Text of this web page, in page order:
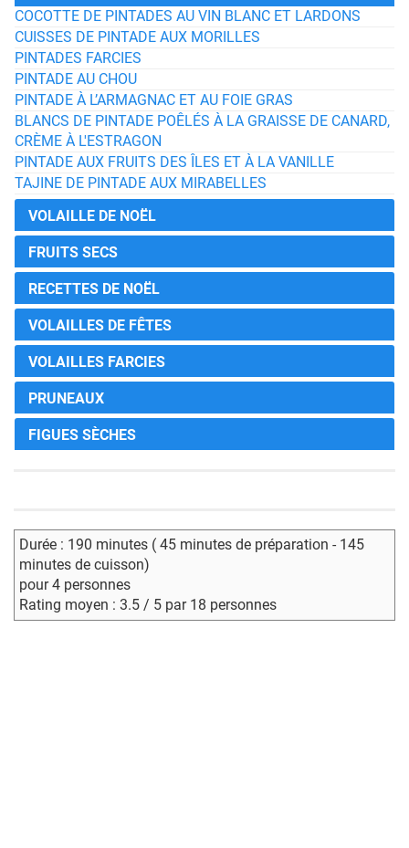
COCOTTE DE PINTADES AU VIN BLANC ET LARDONS
CUISSES DE PINTADE AUX MORILLES
PINTADES FARCIES
PINTADE AU CHOU
PINTADE À L’ARMAGNAC ET AU FOIE GRAS
BLANCS DE PINTADE POÊLÉS À LA GRAISSE DE CANARD,
CRÈME À L'ESTRAGON
PINTADE AUX FRUITS DES ÎLES ET À LA VANILLE
TAJINE DE PINTADE AUX MIRABELLES
VOLAILLE DE NOËL
FRUITS SECS
RECETTES DE NOËL
VOLAILLES DE FÊTES
VOLAILLES FARCIES
PRUNEAUX
FIGUES SÈCHES
Durée : 190 minutes ( 45 minutes de préparation - 145
minutes de cuisson)
pour 4 personnes
Rating moyen : 3.5 / 5 par 18 personnes